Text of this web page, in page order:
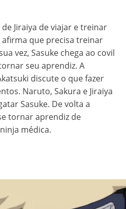
Jiraiya de viajar e treinar
que precisa treinar
vez, Sasuke chega ao covil
seu aprendiz. A
discute o que fazer
Naruto, Sakura e Jiraiya
Sasuke. De volta a
tornar aprendiz de
médica.